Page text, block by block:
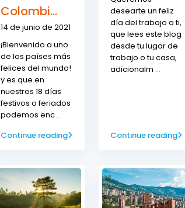
Colombi...
14 de junio de 2021
¡Bienvenido a uno
de los países más
felices del mundo!
y es que en
nuestros 18 días
festivos o feriados
podemos enc ...
Continue reading
desearte un feliz
día del trabajo a ti,
que lees este blog
desde tu lugar de
trabajo o tu casa,
adicionalm ...
Continue reading